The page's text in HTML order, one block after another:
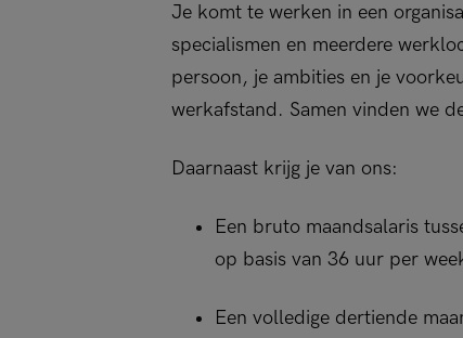
Je komt te werken in een
specialismen en meerdere
persoon, je ambities en je
werkafstand. Samen vinden we
Daarnaast krijg je van ons:
Een bruto maandsalaris
op basis van 36 uur per
Een volledige dertiende